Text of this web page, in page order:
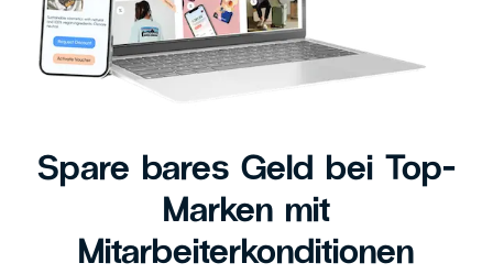
Spare bares Geld bei Top-
Marken mit
Mitarbeiterkonditionen